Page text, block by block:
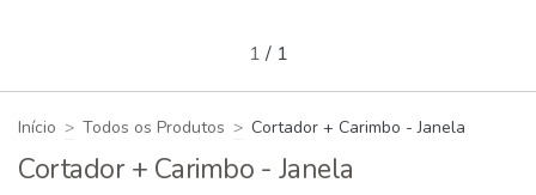
1 / 1
Início > Todos os Produtos > Cortador + Carimbo - Janela
Cortador + Carimbo - Janela